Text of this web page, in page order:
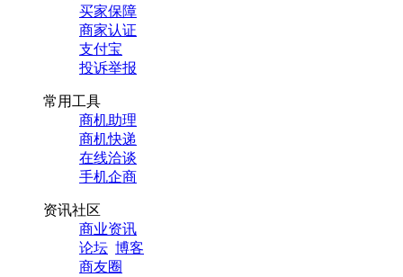
买家保障
商家认证
支付宝
投诉举报
常用工具
商机助理
商机快递
在线洽谈
手机企商
资讯社区
商业资讯
论坛 博客
商友圈